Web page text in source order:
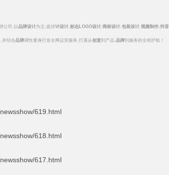
公司 , 以品牌设计为主 ,提供VI设计,标志 LOGO设计,商标设计,包装设计,视频制作,抖
,并结合品牌调性量身打造全网运营服务 ,打通从创意到产品,品牌到服务的全程护航！
619.html
618.html
617.html